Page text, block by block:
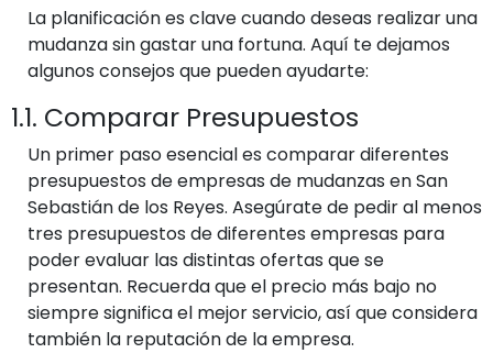
La planificación es clave cuando deseas realizar una
mudanza sin gastar una fortuna. Aquí te dejamos
algunos consejos que pueden ayudarte:
1.1. Comparar Presupuestos
Un primer paso esencial es comparar diferentes
presupuestos de empresas de mudanzas en San
Sebastián de los Reyes. Asegúrate de pedir al menos
tres presupuestos de diferentes empresas para
poder evaluar las distintas ofertas que se
presentan. Recuerda que el precio más bajo no
siempre significa el mejor servicio, así que considera
también la reputación de la empresa.